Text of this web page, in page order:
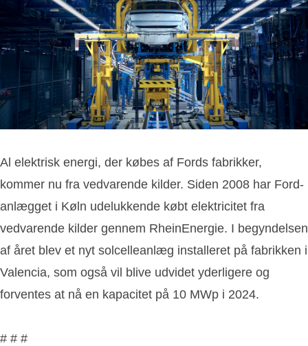
Al elektrisk energi, der købes af Fords fabrikker,
kommer nu fra vedvarende kilder. Siden 2008 har Ford-
anlægget i Køln udelukkende købt elektricitet fra
vedvarende kilder gennem RheinEnergie. I begyndelsen
af året blev et nyt solcelleanlæg installeret på fabrikken i
Valencia, som også vil blive udvidet yderligere og
forventes at nå en kapacitet på 10 MWp i 2024.
# # #